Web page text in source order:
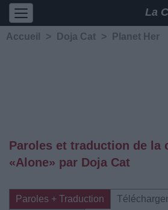
La
Accueil > Doja Cat > Planet Her
Paroles et traduction de la
«Alone» par Doja Cat
Paroles + Traduction